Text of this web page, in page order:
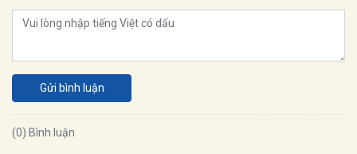
Gửi bình luận
(0) Bình luận